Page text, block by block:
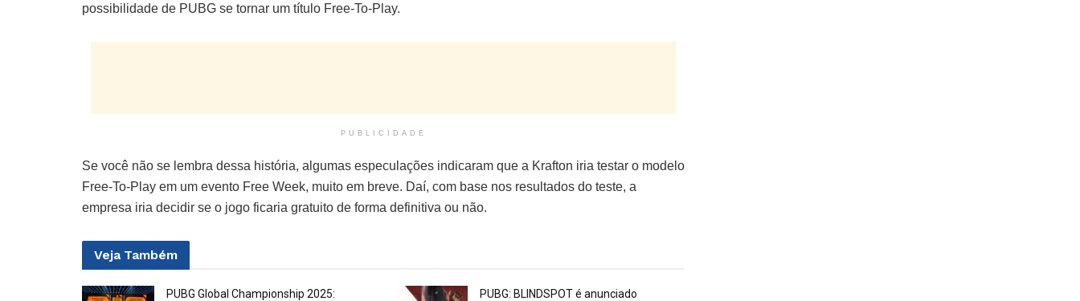
possibilidade de PUBG se tornar um título Free-To-Play.
PUBLICIDADE
Se você não se lembra dessa história, algumas especulações indicaram que a Krafton iria testar o modelo
Free-To-Play em um evento Free Week, muito em breve. Daí, com base nos resultados do teste, a
empresa iria decidir se o jogo ficaria gratuito de forma definitiva ou não.
Veja Também
PUBG Global Championship 2025:
PUBG: BLINDSPOT é anunciado